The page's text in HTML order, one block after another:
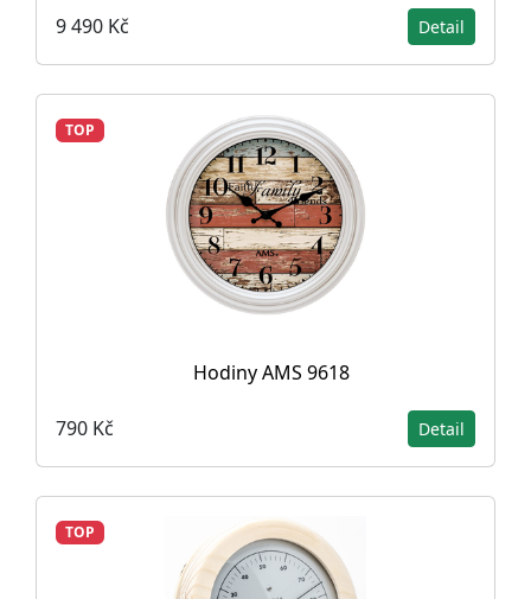
9 490 Kč Detail
TOP
Hodiny AMS 9618
790 Kč Detail
TOP